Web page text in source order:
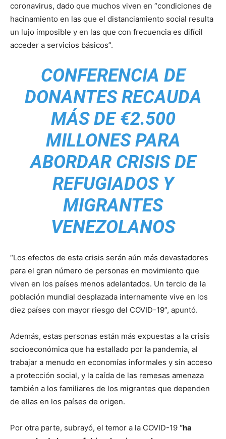
coronavirus, dado que muchos viven en “condiciones de
hacinamiento en las que el distanciamiento social resulta
un lujo imposible y en las que con frecuencia es difícil
acceder a servicios básicos”.
CONFERENCIA DE
DONANTES RECAUDA
MÁS DE €2.500
MILLONES PARA
ABORDAR CRISIS DE
REFUGIADOS Y
MIGRANTES
VENEZOLANOS
“Los efectos de esta crisis serán aún más devastadores
para el gran número de personas en movimiento que
viven en los países menos adelantados. Un tercio de la
población mundial desplazada internamente vive en los
diez países con mayor riesgo del COVID-19”, apuntó.
Además, estas personas están más expuestas a la crisis
socioeconómica que ha estallado por la pandemia, al
trabajar a menudo en economías informales y sin acceso
a protección social, y la caída de las remesas amenaza
también a los familiares de los migrantes que dependen
de ellas en los países de origen.
Por otra parte, subrayó, el temor a la COVID-19 “ha